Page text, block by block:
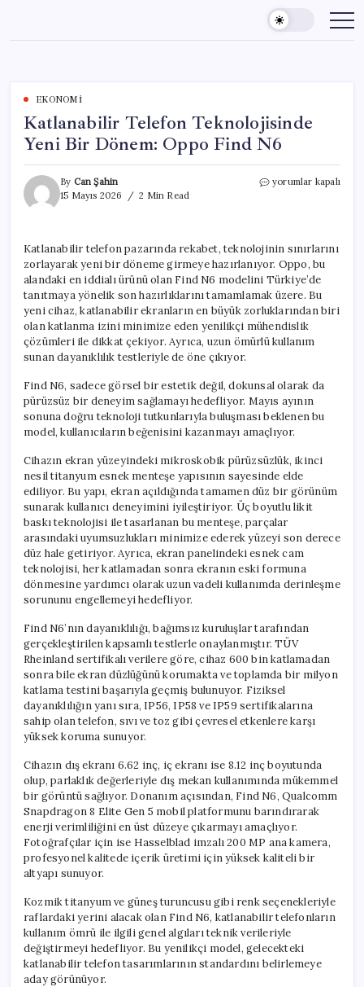
content
EKONOMI
Katlanabilir Telefon Teknolojisinde
Yeni Bir Dönem: Oppo Find N6
By Can Şahin
15 Mayıs 2026
2 Min Read
Katlanabilir
Dönem:
Oppo
Find
N6
için
yorumlar kapalı
Katlanabilir telefon pazarında rekabet, teknolojinin sınırlarını
zorlayarak yeni bir döneme girmeye hazırlanıyor. Oppo, bu
alandaki en iddialı ürünü olan Find N6 modelini Türkiye’de
tanıtmaya yönelik son hazırlıklarını tamamlamak üzere. Bu
yeni cihaz, katlanabilir ekranların en büyük zorluklarından biri
olan katlanma izini minimize eden yenilikçi mühendislik
çözümleri ile dikkat çekiyor. Ayrıca, uzun ömürlü kullanım
sunan dayanıklılık testleriyle de öne çıkıyor.
Find N6, sadece görsel bir estetik değil, dokunsal olarak da
pürüzsüz bir deneyim sağlamayı hedefliyor. Mayıs ayının
sonuna doğru teknoloji tutkunlarıyla buluşması beklenen bu
model, kullanıcıların beğenisini kazanmayı amaçlıyor.
Cihazın ekran yüzeyindeki mikroskobik pürüzsüzlük, ikinci
nesil titanyum esnek menteşe yapısının sayesinde elde
ediliyor. Bu yapı, ekran açıldığında tamamen düz bir görünüm
sunarak kullanıcı deneyimini iyileştiriyor. Üç boyutlu likit
baskı teknolojisi ile tasarlanan bu menteşe, parçalar
arasındaki uyumsuzlukları minimize ederek yüzeyi son derece
düz hale getiriyor. Ayrıca, ekran panelindeki esnek cam
teknolojisi, her katlamadan sonra ekranın eski formuna
dönmesine yardımcı olarak uzun vadeli kullanımda derinleşme
sorununu engellemeyi hedefliyor.
Find N6’nın dayanıklılığı, bağımsız kuruluşlar tarafından
gerçekleştirilen kapsamlı testlerle onaylanmıştır. TÜV
Rheinland sertifikalı verilere göre, cihaz 600 bin katlamadan
sonra bile ekran düzlüğünü korumakta ve toplamda bir milyon
katlama testini başarıyla geçmiş bulunuyor. Fiziksel
dayanıklılığın yanı sıra, IP56, IP58 ve IP59 sertifikalarına
sahip olan telefon, sıvı ve toz gibi çevresel etkenlere karşı
yüksek koruma sunuyor.
Cihazın dış ekranı 6.62 inç, iç ekranı ise 8.12 inç boyutunda
olup, parlaklık değerleriyle dış mekan kullanımında mükemmel
bir görüntü sağlıyor. Donanım açısından, Find N6, Qualcomm
Snapdragon 8 Elite Gen 5 mobil platformunu barındırarak
enerji verimliliğini en üst düzeye çıkarmayı amaçlıyor.
Fotoğrafçılar için ise Hasselblad imzalı 200 MP ana kamera,
profesyonel kalitede içerik üretimi için yüksek kaliteli bir
altyapı sunuyor.
Kozmik titanyum ve güneş turuncusu gibi renk seçenekleriyle
raflardaki yerini alacak olan Find N6, katlanabilir telefonların
kullanım ömrü ile ilgili genel algıları teknik verileriyle
değiştirmeyi hedefliyor. Bu yenilikçi model, gelecekteki
katlanabilir telefon tasarımlarının standardını belirlemeye
aday görünüyor.